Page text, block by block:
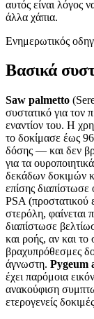
αυτός είναι λόγος
άλλα χάπια.
Ενημερωτικός
Βασικά
Saw palmetto
συστατικό για τον
εναντίον του. Η
το δοκίμασε έως
δόσης — και δεν
για τα
δεκάδων δοκιμών
επίσης διαπίστωσε
PSA (προστατικού
στερόλη, φαίνεται
διαπίστωσε
και ροής, αν και
βραχυπρόθεσμες
άγνωστη. Pygeum
έχει παρόμοια
ανακούφιση
ετερογενείς